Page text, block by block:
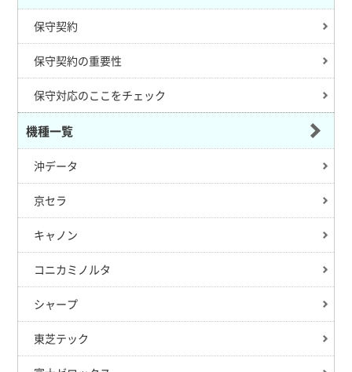
保守契約
保守契約の重要性
保守対応のここをチェック
機種一覧
沖データ
京セラ
キャノン
コニカミノルタ
シャープ
東芝テック